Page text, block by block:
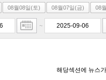
08월08일(토) 08월07일(금) 08
~
해당섹션에 뉴스